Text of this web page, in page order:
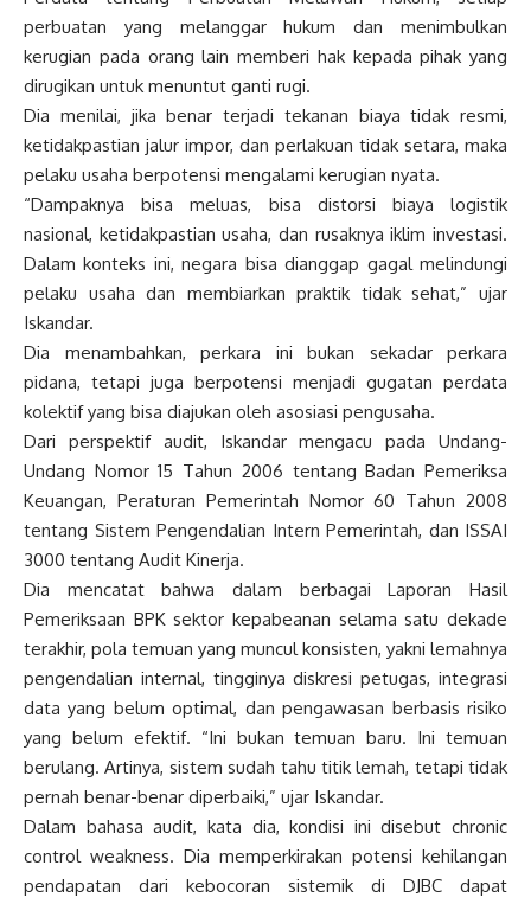
perbuatan yang melanggar hukum dan menimbulkan
kerugian pada orang lain memberi hak kepada pihak yang
dirugikan untuk menuntut ganti rugi.
Dia menilai, jika benar terjadi tekanan biaya tidak resmi,
ketidakpastian jalur impor, dan perlakuan tidak setara, maka
pelaku usaha berpotensi mengalami kerugian nyata.
“Dampaknya bisa meluas, bisa distorsi biaya logistik
nasional, ketidakpastian usaha, dan rusaknya iklim investasi.
Dalam konteks ini, negara bisa dianggap gagal melindungi
pelaku usaha dan membiarkan praktik tidak sehat,” ujar
Iskandar.
Dia menambahkan, perkara ini bukan sekadar perkara
pidana, tetapi juga berpotensi menjadi gugatan perdata
kolektif yang bisa diajukan oleh asosiasi pengusaha.
Dari perspektif audit, Iskandar mengacu pada Undang-
Undang Nomor 15 Tahun 2006 tentang Badan Pemeriksa
Keuangan, Peraturan Pemerintah Nomor 60 Tahun 2008
tentang Sistem Pengendalian Intern Pemerintah, dan ISSAI
3000 tentang Audit Kinerja.
Dia mencatat bahwa dalam berbagai Laporan Hasil
Pemeriksaan BPK sektor kepabeanan selama satu dekade
terakhir, pola temuan yang muncul konsisten, yakni lemahnya
pengendalian internal, tingginya diskresi petugas, integrasi
data yang belum optimal, dan pengawasan berbasis risiko
yang belum efektif. “Ini bukan temuan baru. Ini temuan
berulang. Artinya, sistem sudah tahu titik lemah, tetapi tidak
pernah benar-benar diperbaiki,” ujar Iskandar.
Dalam bahasa audit, kata dia, kondisi ini disebut chronic
control weakness. Dia memperkirakan potensi kehilangan
pendapatan dari kebocoran sistemik di DJBC dapat